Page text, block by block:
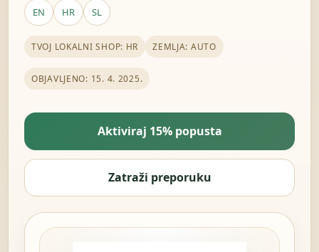
EN HR SL
TVOJ LOKALNI SHOP: HR ZEMLJA: AUTO
OBJAVLJENO: 15. 4. 2025.
Aktiviraj 15% popusta
Zatraži preporuku